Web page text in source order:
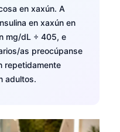
en xaxún. A
en xaxún en
mg/dL ÷ 405, e
as preocúpanse
repetidamente
adultos.